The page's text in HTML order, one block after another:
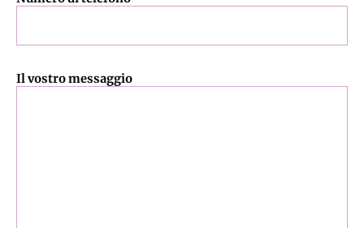
Il vostro messaggio